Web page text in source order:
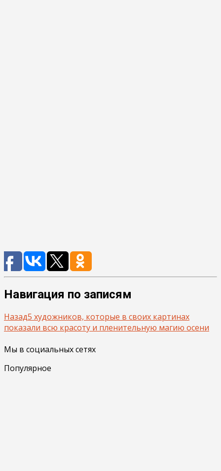
Навигация по записям
Назад5 художников, которые в своих картинах
показали всю красоту и пленительную магию осени
Мы в социальных сетях
Популярное